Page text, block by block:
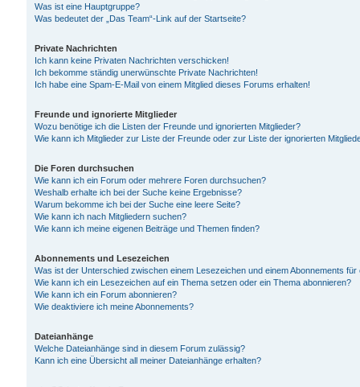
Was ist eine Hauptgruppe?
Was bedeutet der „Das Team“-Link auf der Startseite?
Private Nachrichten
Ich kann keine Privaten Nachrichten verschicken!
Ich bekomme ständig unerwünschte Private Nachrichten!
Ich habe eine Spam-E-Mail von einem Mitglied dieses Forums erhalten!
Freunde und ignorierte Mitglieder
Wozu benötige ich die Listen der Freunde und ignorierten Mitglieder?
Wie kann ich Mitglieder zur Liste der Freunde oder zur Liste der ignorierten
Die Foren durchsuchen
Wie kann ich ein Forum oder mehrere Foren durchsuchen?
Weshalb erhalte ich bei der Suche keine Ergebnisse?
Warum bekomme ich bei der Suche eine leere Seite?
Wie kann ich nach Mitgliedern suchen?
Wie kann ich meine eigenen Beiträge und Themen finden?
Abonnements und Lesezeichen
Was ist der Unterschied zwischen einem Lesezeichen und einem Abonnements
Wie kann ich ein Lesezeichen auf ein Thema setzen oder ein Thema abonnieren?
Wie kann ich ein Forum abonnieren?
Wie deaktiviere ich meine Abonnements?
Dateianhänge
Welche Dateianhänge sind in diesem Forum zulässig?
Kann ich eine Übersicht all meiner Dateianhänge erhalten?